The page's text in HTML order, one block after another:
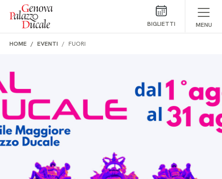
Salta al contenuto
BIGLIETTI MENU
HOME EVENTI FUORI